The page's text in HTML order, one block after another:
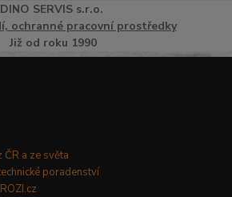
DINO SERVISs.r.o.
ochranné pracovní prostředky
Již od roku 1990
ČR a ze světa
poradenství